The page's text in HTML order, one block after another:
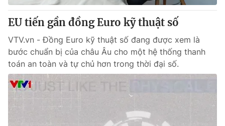
Tư vấn
Chuyên mục khác
Emagazine Podcast
Photo Infographic
Video Shorts video
EU tiến gần đồng Euro kỹ thuật số
VTV.vn - Đồng Euro kỹ thuật số đang được xem là
bước chuẩn bị của châu Âu cho một hệ thống thanh
toán an toàn và tự chủ hơn trong thời đại số.